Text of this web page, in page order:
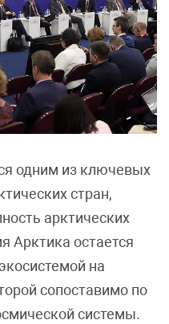
одним из ключевых
стран,
арктических
Арктика остается
на
сопоставимо по
системы.